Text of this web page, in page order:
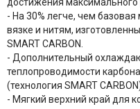
- На 30% легче, чем
вязке и нитям,
SMART CARBON.
- Дополнительный
теплопроводимости
(технология SMART
- Мягкий верхний край для